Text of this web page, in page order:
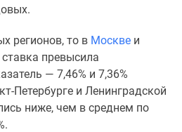
регионов, то в Москве и
превысила
— 7,46% и 7,36%
Петербурге и Ленинградской
ниже, чем в среднем по